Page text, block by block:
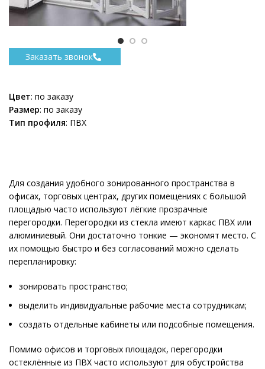
Заказать звонок
Цвет: по заказу
Размер: по заказу
Тип профиля: ПВХ
Для создания удобного зонированного пространства в
офисах, торговых центрах, других помещениях с большой
площадью часто используют лёгкие прозрачные
перегородки. Перегородки из стекла имеют каркас ПВХ или
алюминиевый. Они достаточно тонкие — экономят место. С
их помощью быстро и без согласований можно сделать
перепланировку:
зонировать пространство;
выделить индивидуальные рабочие места сотрудникам;
создать отдельные кабинеты или подсобные помещения.
Помимо офисов и торговых площадок, перегородки
остеклённые из ПВХ часто используют для обустройства